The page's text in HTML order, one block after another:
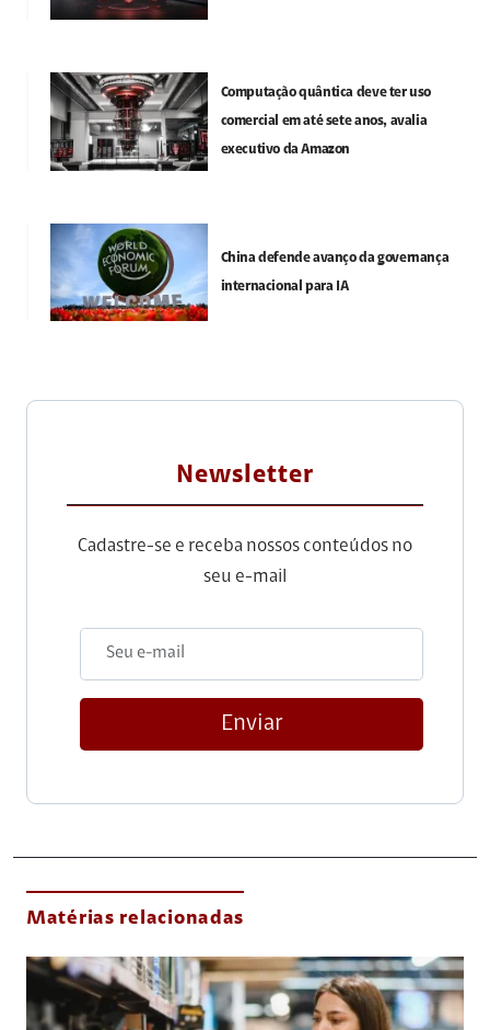
Computação quântica deve ter uso
comercial em até sete anos, avalia
executivo da Amazon
China defende avanço da governança
internacional para IA
Newsletter
Cadastre-se e receba nossos conteúdos no
seu e-mail
Enviar
Matérias relacionadas